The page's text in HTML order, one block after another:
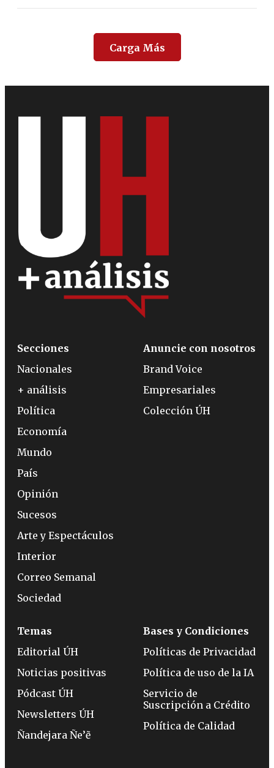
Carga Más
Secciones
Nacionales
+ análisis
Política
Economía
Mundo
País
Opinión
Sucesos
Arte y Espectáculos
Interior
Correo Semanal
Sociedad
Anuncie con nosotros
Brand Voice
Empresariales
Colección ÚH
Temas
Editorial ÚH
Noticias positivas
Pódcast ÚH
Newsletters ÚH
Ñandejara Ñe’ẽ
Bases y Condiciones
Políticas de Privacidad
Política de uso de la IA
Servicio de
Suscripción a Crédito
Política de Calidad